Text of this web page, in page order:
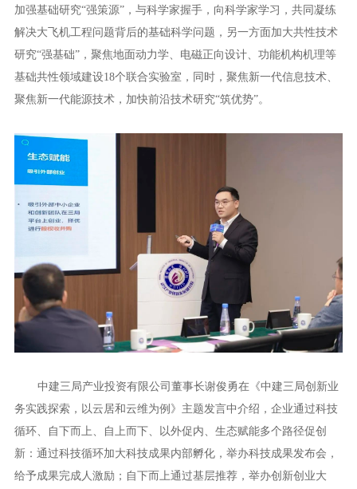
加强基础研究“强策源”，与科学家握手，向科学家学习，共同凝练
解决大飞机工程问题背后的基础科学问题，另一方面加大共性技术
研究“强基础”，聚焦地面动力学、电磁正向设计、功能机构机理等
基础共性领域建设18个联合实验室，同时，聚焦新一代信息技术、
聚焦新一代能源技术，加快前沿技术研究“筑优势”。
中建三局产业投资有限公司董事长谢俊勇在《中建三局创新业
务实践探索，以云居和云维为例》主题发言中介绍，企业通过科技
循环、自下而上、自上而下、以外促内、生态赋能多个路径促创
新：通过科技循环加大科技成果内部孵化，举办科技成果发布会，
给予成果完成人激励；自下而上通过基层推荐，举办创新创业大